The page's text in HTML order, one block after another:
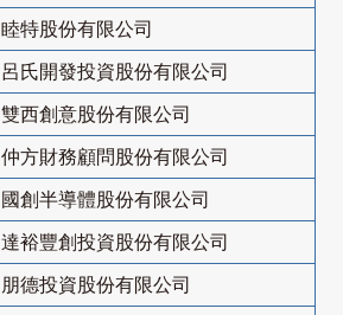
睦特股份有限公司
呂氏開發投資股份有限公司
雙西創意股份有限公司
仲方財務顧問股份有限公司
國創半導體股份有限公司
達裕豐創投資股份有限公司
朋德投資股份有限公司